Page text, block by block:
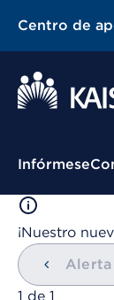
Centro de
Infórmese
¡Nuestro
1 de 1